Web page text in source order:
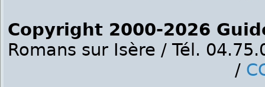
Copyright 2000-2026
Romans sur Isère / Tél.
/